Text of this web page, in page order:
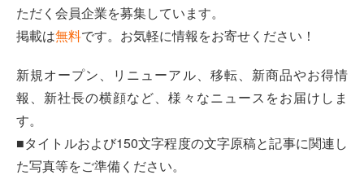
ただく会員企業を募集しています。
掲載は無料です。お気軽に情報をお寄せください！
新規オープン、リニューアル、移転、新商品やお得情
報、新社長の横顔など、様々なニュースをお届けしま
す。
■タイトルおよび150文字程度の文字原稿と記事に関連し
た写真等をご準備ください。